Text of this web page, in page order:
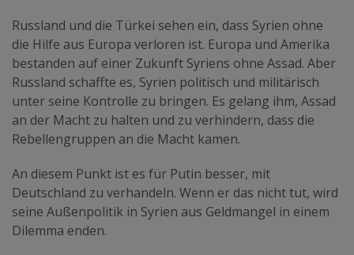
Russland und die Türkei sehen ein, dass Syrien ohne
die Hilfe aus Europa verloren ist. Europa und Amerika
bestanden auf einer Zukunft Syriens ohne Assad. Aber
Russland schaffte es, Syrien politisch und militärisch
unter seine Kontrolle zu bringen. Es gelang ihm, Assad
an der Macht zu halten und zu verhindern, dass die
Rebellengruppen an die Macht kamen.
An diesem Punkt ist es für Putin besser, mit
Deutschland zu verhandeln. Wenn er das nicht tut, wird
seine Außenpolitik in Syrien aus Geldmangel in einem
Dilemma enden.